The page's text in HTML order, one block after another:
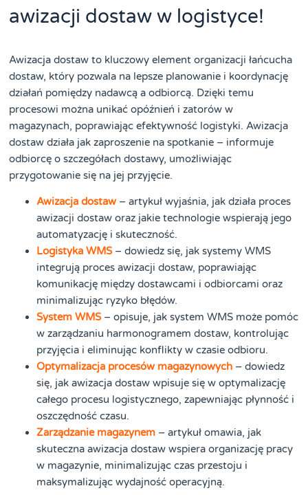
awizacji dostaw w logistyce!
Awizacja dostaw to kluczowy element organizacji łańcucha
dostaw, który pozwala na lepsze planowanie i koordynację
działań pomiędzy nadawcą a odbiorcą. Dzięki temu
procesowi można unikać opóźnień i zatorów w
magazynach, poprawiając efektywność logistyki. Awizacja
dostaw działa jak zaproszenie na spotkanie – informuje
odbiorcę o szczegółach dostawy, umożliwiając
przygotowanie się na jej przyjęcie.
Awizacja dostaw – artykuł wyjaśnia, jak działa proces
awizacji dostaw oraz jakie technologie wspierają jego
automatyzację i skuteczność.
Logistyka WMS– dowiedz się, jak systemy WMS
integrują proces awizacji dostaw, poprawiając
komunikację między dostawcami i odbiorcami oraz
minimalizując ryzyko błędów.
System WMS– opisuje, jak system WMS może pomóc
w zarządzaniu harmonogramem dostaw, kontrolując
przyjęcia i eliminując konflikty w czasie odbioru.
Optymalizacja procesów magazynowych – dowiedz
się, jak awizacja dostaw wpisuje się w optymalizację
całego procesu logistycznego, zapewniając płynność i
oszczędność czasu.
Zarządzanie magazynem – artykuł omawia, jak
skuteczna awizacja dostaw wspiera organizację pracy
w magazynie, minimalizując czas przestoju i
maksymalizując wydajność operacyjną.